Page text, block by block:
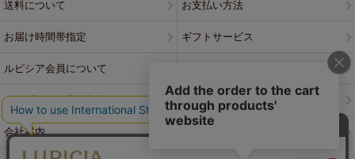
送料について お支払い方法
お届け時間帯指定 ギフトサービス
ルピシア会員について
ウェブサイト利用規約 特定商取引法に基づく表記
会社案内